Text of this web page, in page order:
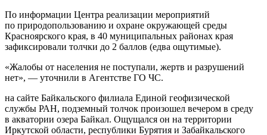
По информации Центра реализации мероприятий
по природопользованию и охране окружающей среды
Красноярского края, в 40 муниципальных районах края
зафиксировали толчки до 2 баллов (едва ощутимые).
«Жалобы от населения не поступали, жертв и разрушений
нет», — уточнили в Агентстве ГО ЧС.
на сайте Байкальского филиала Единой геофизической
службы РАН, подземный толчок произошел вечером в среду
в акватории озера Байкал. Ощущался он на территории
Иркутской области, республики Бурятия и Забайкальского